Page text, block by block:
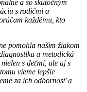
a so skutočným
s rodičmi a
každému, kto
pomohla našim žiakom
a metodická
s deťmi, ale aj s
vieme lepšie
za ich odbornosť a